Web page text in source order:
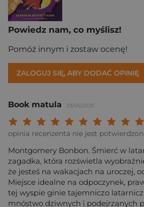
Powiedz nam, co myślisz!
Pomóż innym i zostaw ocenę!
ZALOGUJ SIĘ, ABY DODAĆ OPINIĘ
Book matula 23/05/2025
Twoja
Twoja ocena:
Twoja ocena:
Twoja ocena:
Twoja ocena: Może być
Twoja ocena: Słaba 3/10"
Twoja ocena: Bardzo słaba 2/10"
Twoja ocena: Beznadziejna 1/10"
opinia recenzenta nie jest
Montgomery Bonbon. Śmierć w
zagadka, która rozświetla
że jesteś na wakacjach na uroczej,
Miejsce idealne na odpoczynek,
tej wyspie ginie tajemniczo
mnóstwo dziwnych i podejrzanych